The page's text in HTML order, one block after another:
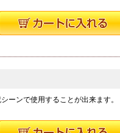
ーンで使用することが出来ます。